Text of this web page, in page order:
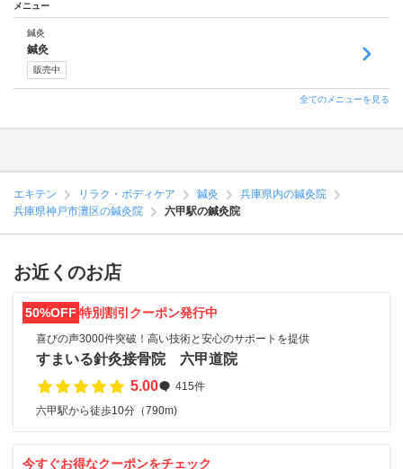
メニュー
鍼灸
鍼灸
販売中
全てのメニューを見る
エキテン リラク・ボディケア 鍼灸
兵庫県内の鍼灸院
兵庫県神戸市灘区の鍼灸院
六甲駅の鍼灸院
お近くのお店
50%OFF 特別割引クーポン発行中
喜びの声3000件突破！高い技術と安心のサポートを提供
すまいる針灸接骨院 六甲道院
5.00
415件
六甲駅から徒歩10分（790m)
今すぐお得なクーポンをチェック